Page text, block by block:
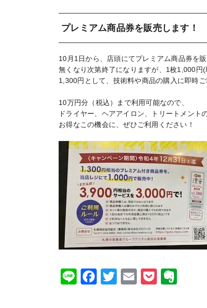
プレミアム商品券を販売します！
10月1日から、店頭にてプレミアム商品券を販
無くなり次第終了になりますが、1枚1,000円(
1,300円として、技術料や商品の購入に即時ご
10万円分（税込）まで利用可能なので、
ドライヤー、ヘアアイロン、トリートメント
お得なこの機会に、ぜひご利用ください！
Li
F
T
E
P